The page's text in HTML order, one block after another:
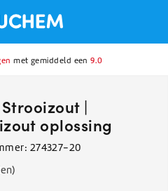
met gemiddeld een9.0
|
oplossing
274327-20